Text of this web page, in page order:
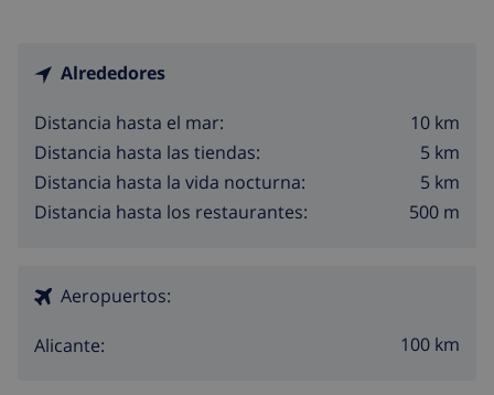
Alrededores
Distancia hasta el mar:
10 km
Distancia hasta las tiendas:
5 km
Distancia hasta la vida nocturna:
5 km
Distancia hasta los restaurantes:
500 m
Aeropuertos:
Alicante: 100 km